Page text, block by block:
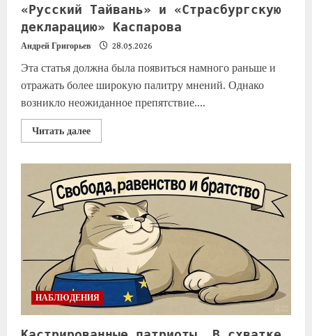
«Русский Тайвань» и «Страсбургскую
декларацию» Каспарова
Андрей Григорьев 28.05.2026
Эта статья должна была появиться намного раньше и
отражать более широкую палитру мнений. Однако
возникло неожиданное препятствие....
Читать далее
НАБЛЮДЕНИЯ